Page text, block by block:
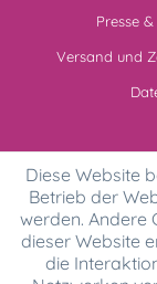
Presse
Versand und
Diese Website
Betrieb der
werden. Andere
dieser Website
die